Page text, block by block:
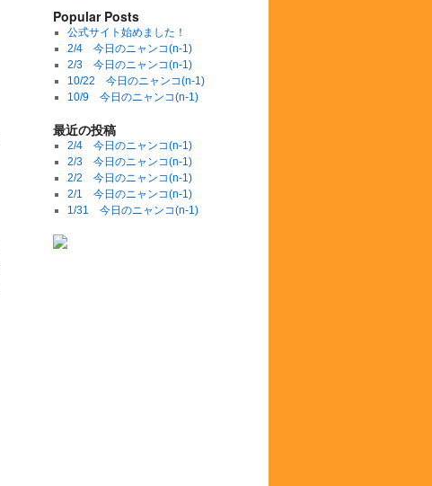
Popular Posts
公式サイト始めました！
2/4 今日のニャンコ(n-1)
2/3 今日のニャンコ(n-1)
10/22 今日のニャンコ(n-1)
10/9 今日のニャンコ(n-1)
最近の投稿
2/4 今日のニャンコ(n-1)
2/3 今日のニャンコ(n-1)
2/2 今日のニャンコ(n-1)
2/1 今日のニャンコ(n-1)
1/31 今日のニャンコ(n-1)